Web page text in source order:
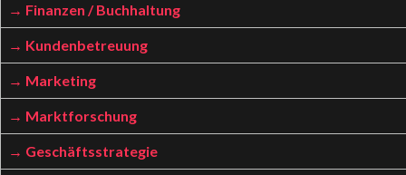
Finanzen / Buchhaltung
Kundenbetreuung
Marketing
Marktforschung
Geschäftsstrategie